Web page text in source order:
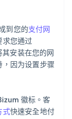
到您的支付网
求您通过
安装在您的网
因为设置步骤
徽标。客
式快速安全地付